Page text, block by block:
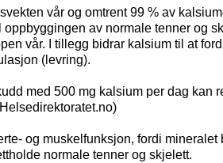
vår og omtrent 99 % av
av normale tenner og
vår. I tillegg bidrar kalsium til at
(levring).
med 500 mg kalsium per dag kan
og muskelfunksjon, fordi
normale tenner og skjelett.